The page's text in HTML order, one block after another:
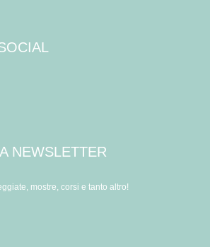
NEWSLETTER
mostre, corsi e tanto altro!